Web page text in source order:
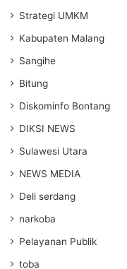
Strategi UMKM
Kabupaten Malang
Sangihe
Bitung
Diskominfo Bontang
DIKSI NEWS
Sulawesi Utara
NEWS MEDIA
Deli serdang
narkoba
Pelayanan Publik
toba